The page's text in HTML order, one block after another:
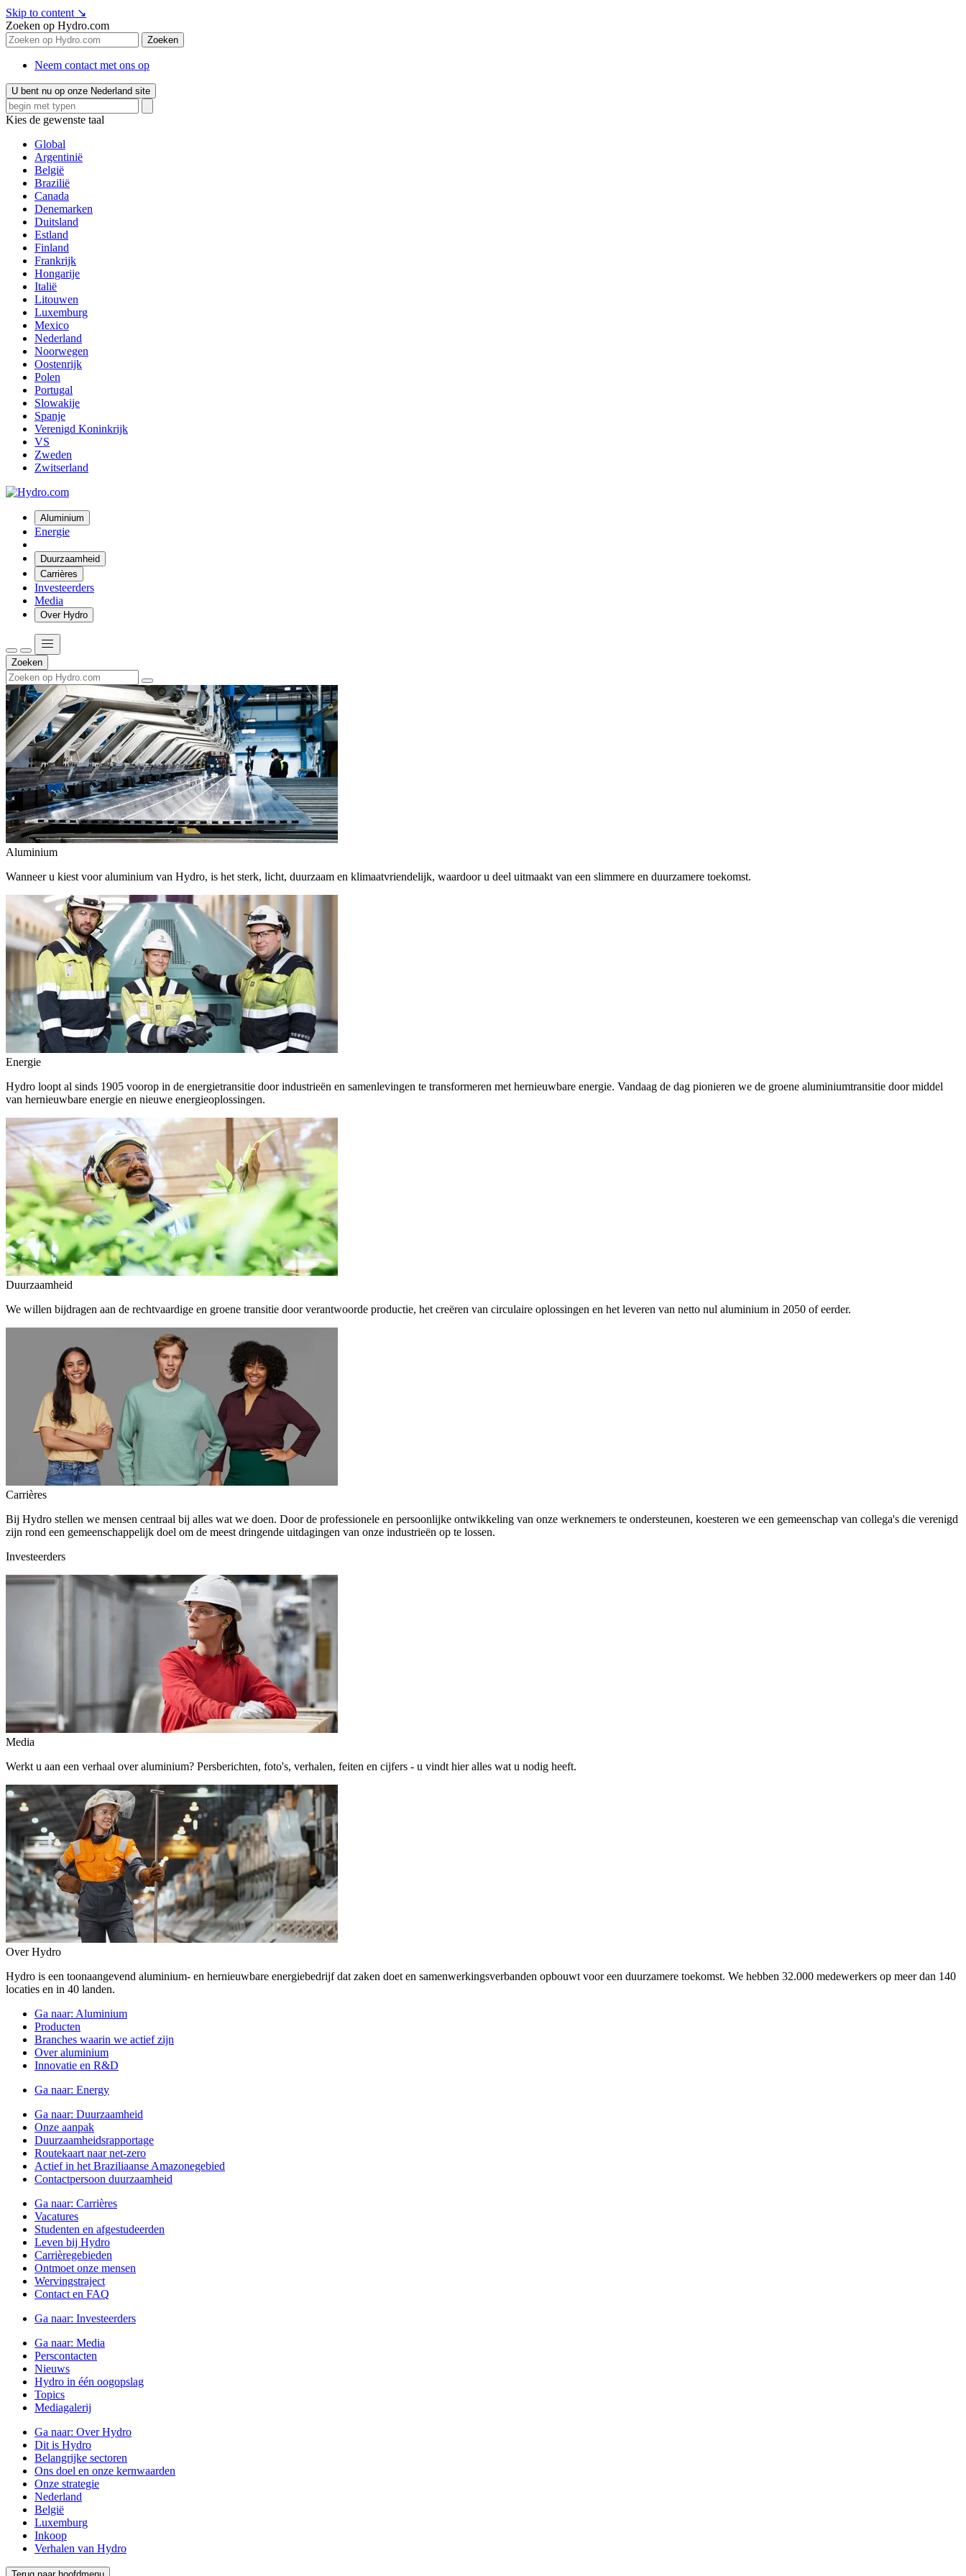
Skip to content ↘
Zoeken op Hydro.com
Zoeken
Neem contact met ons op
U bent nu op onze Nederland site
Kies de gewenste taal
Global
Argentinië
België
Brazilië
Canada
Denemarken
Duitsland
Estland
Finland
Frankrijk
Hongarije
Italië
Litouwen
Luxemburg
Mexico
Nederland
Noorwegen
Oostenrijk
Polen
Portugal
Slowakije
Spanje
Verenigd Koninkrijk
VS
Zweden
Zwitserland
Aluminium
Energie
Duurzaamheid
Carrières
Investeerders
Media
Over Hydro
Zoeken
Aluminium
Wanneer u kiest voor aluminium van Hydro, is het sterk, licht, duurzaam en klimaatvriendelijk, waardoor u deel uitmaakt van een slimmere en duurzamere toekomst.
Energie
Hydro loopt al sinds 1905 voorop in de energietransitie door industrieën en samenlevingen te transformeren met hernieuwbare energie. Vandaag de dag pionieren we de groene aluminiumtransitie door middel
van hernieuwbare energie en nieuwe energieoplossingen.
Duurzaamheid
We willen bijdragen aan de rechtvaardige en groene transitie door verantwoorde productie, het creëren van circulaire oplossingen en het leveren van netto nul aluminium in 2050 of eerder.
Carrières
Bij Hydro stellen we mensen centraal bij alles wat we doen. Door de professionele en persoonlijke ontwikkeling van onze werknemers te ondersteunen, koesteren we een gemeenschap van collega's die verenigd
zijn rond een gemeenschappelijk doel om de meest dringende uitdagingen van onze industrieën op te lossen.
Investeerders
Media
Werkt u aan een verhaal over aluminium? Persberichten, foto's, verhalen, feiten en cijfers - u vindt hier alles wat u nodig heeft.
Over Hydro
Hydro is een toonaangevend aluminium- en hernieuwbare energiebedrijf dat zaken doet en samenwerkingsverbanden opbouwt voor een duurzamere toekomst. We hebben 32.000 medewerkers op meer dan 140
locaties en in 40 landen.
Ga naar: Aluminium
Producten
Branches waarin we actief zijn
Over aluminium
Innovatie en R&D
Ga naar: Energy
Ga naar: Duurzaamheid
Onze aanpak
Duurzaamheidsrapportage
Routekaart naar net-zero
Actief in het Braziliaanse Amazonegebied
Contactpersoon duurzaamheid
Ga naar: Carrières
Vacatures
Studenten en afgestudeerden
Leven bij Hydro
Carrièregebieden
Ontmoet onze mensen
Wervingstraject
Contact en FAQ
Ga naar: Investeerders
Ga naar: Media
Perscontacten
Nieuws
Hydro in één oogopslag
Topics
Mediagalerij
Ga naar: Over Hydro
Dit is Hydro
Belangrijke sectoren
Ons doel en onze kernwaarden
Onze strategie
Nederland
België
Luxemburg
Inkoop
Verhalen van Hydro